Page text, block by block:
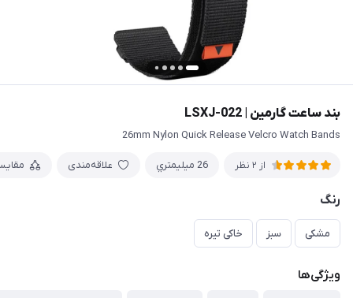
بند ساعت گارمین | LSXJ-022
26mm Nylon Quick Release Velcro Watch Bands
از 2 نظر 26 ميليمتري علاقه‌مندی
رنگ
مشکی سبز خاکی تیره
ویژگی‌ها